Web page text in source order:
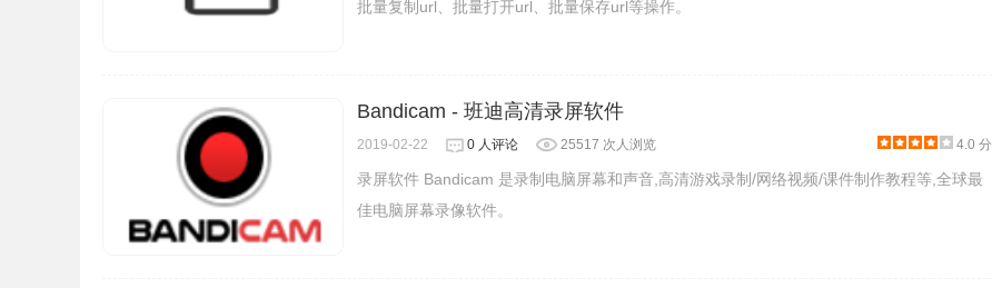
批量复制url、批量打开url、批量保存url等操作。
Bandicam - 班迪高清录屏软件
2019-02-22 0 人评论 25517 次人浏览 4.0 分
录屏软件 Bandicam 是录制电脑屏幕和声音,高清游戏录制/网络视频/课件制作教程等,全球最
佳电脑屏幕录像软件。